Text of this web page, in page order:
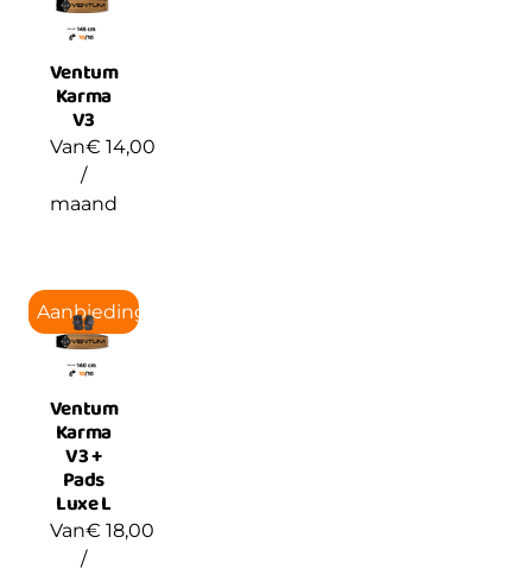
Ventum
Karma
V3
Van€ 14,00
/
maand
Aanbieding!
Ventum
Karma
V3 +
Pads
Luxe L
Van€ 18,00
/